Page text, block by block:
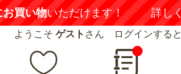
お買い物いただけます！ 詳し
ようこそ ゲスト さん ログインすると